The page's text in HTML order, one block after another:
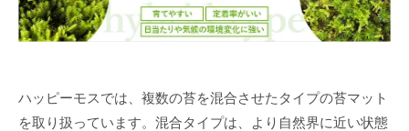
ハッピーモスでは、複数の苔を混合させたタイプの苔マット
を取り扱っています。混合タイプは、より自然界に近い状態